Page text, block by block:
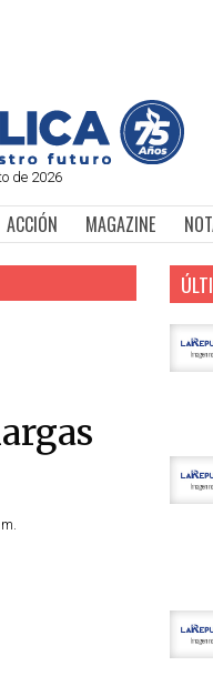
de 2026
ACCIÓN MAGAZINE